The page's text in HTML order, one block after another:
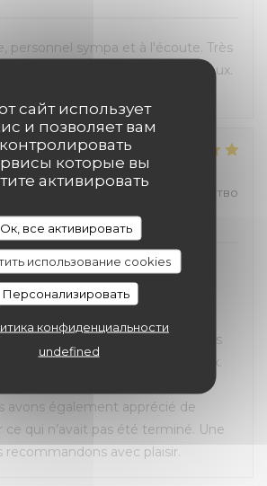
сайт использует
и позволяет вам
контролировать
которые вы
активировать
Ок, все активировать
использование cookies
Персонализировать
конфиденциальности
undefined
personnel sympa et à l'écoute. Très
prix, les hamburgers sont délicieux.
гости 4
Меню
Цена / качество
du début à la fin. La
était très simple et fluide, avec
par e-mail et SMS. L’accueil
le personnel très à l’écoute. Nous
table qui nous convenait le mieux.
excellents et le service
avons également apprécié de
qui n’avait pas été terminé. Une
recommandons avec plaisir.